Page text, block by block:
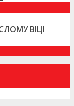
ВІЦІ